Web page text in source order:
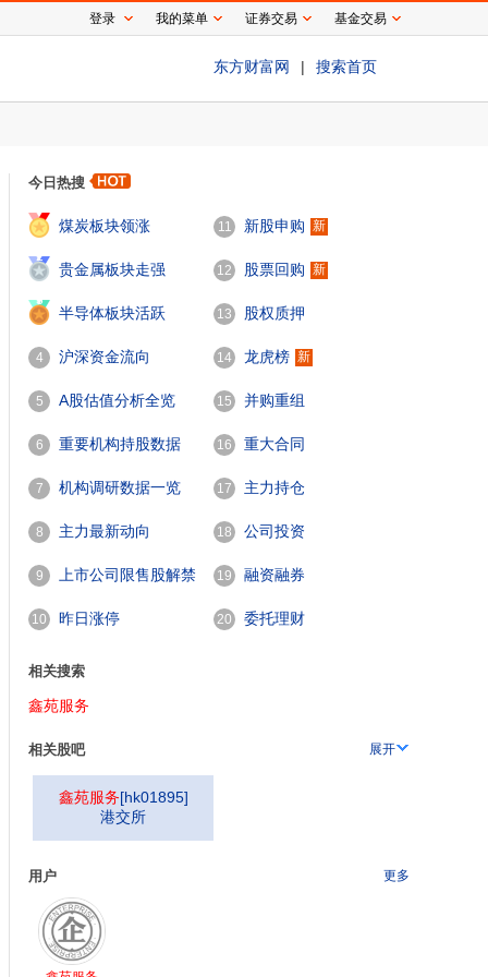
东方财富网 | 搜索首页
今日热搜
煤炭板块领涨
2
贵金属板块走强
3
半导体板块活跃
4 沪深资金流向
5 A股估值分析全览
6 重要机构持股数据
7 机构调研数据一览
8 主力最新动向
9 上市公司限售股解禁
一览
10 昨日涨停
11 新股申购 新
12 股票回购 新
13 股权质押
14 龙虎榜 新
15 并购重组
16 重大合同
17 主力持仓
18 公司投资
19 融资融券
20 委托理财
相关搜索
鑫苑服务
相关股吧 展开
鑫苑服务[hk01895]
港交所
用户 更多
登录 我的菜单 证券交易 基金交易